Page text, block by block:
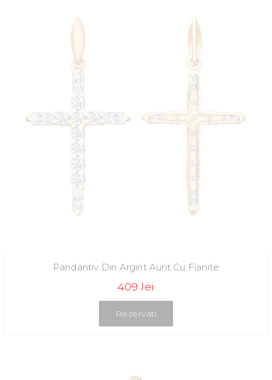
Pandantiv Din Argint Aurit Cu Fianite
409 lei
Rezervati